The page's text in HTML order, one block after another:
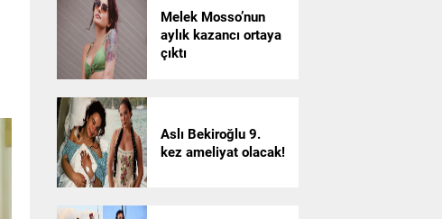
Melek Mosso’nun
aylık kazancı ortaya
çıktı
Aslı Bekiroğlu 9.
kez ameliyat olacak!